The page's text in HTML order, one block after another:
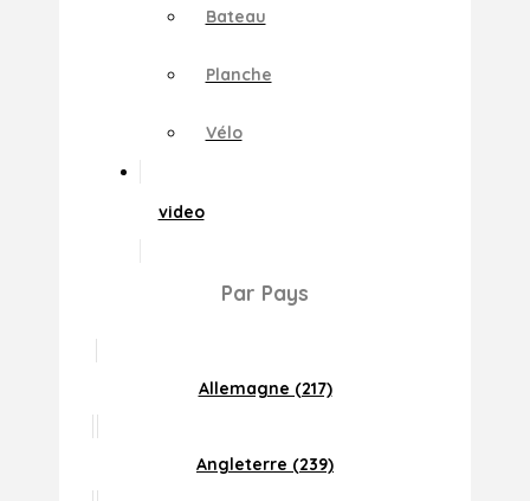
Bateau
Planche
Vélo
video
Par Pays
Allemagne (217)
Angleterre (239)